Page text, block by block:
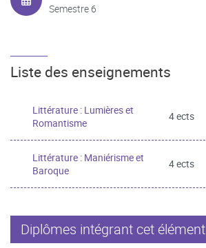
Semestre 6
Liste des enseignements
Littérature : Lumières et
Romantisme
4 ects
Littérature : Maniérisme et
Baroque
4 ects
Diplômes intégrant cet élément